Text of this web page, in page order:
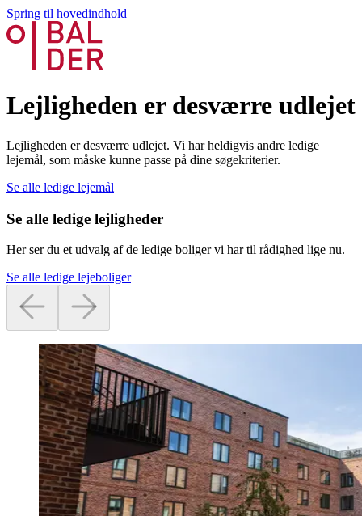
Spring til hovedindhold
Lejligheden er desværre udlejet
Lejligheden er desværre udlejet. Vi har heldigvis andre ledige
lejemål, som måske kunne passe på dine søgekriterier.
Se alle ledige lejemål
Se alle ledige lejligheder
Her ser du et udvalg af de ledige boliger vi har til rådighed lige nu.
Se alle ledige lejeboliger